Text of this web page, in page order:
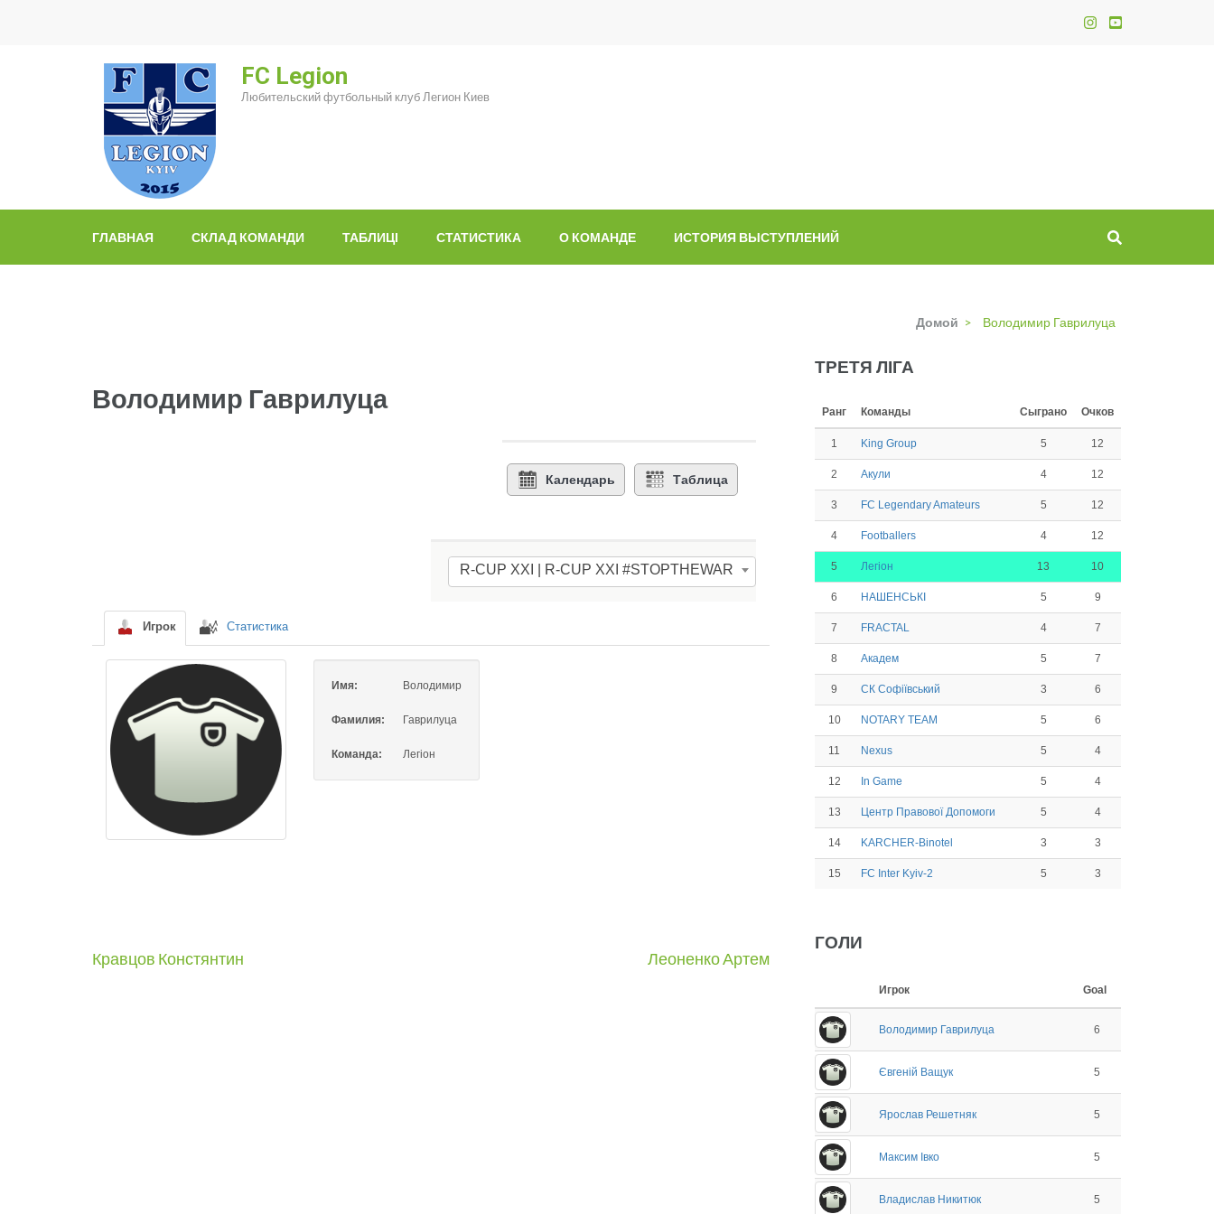
FC Legion
Любительский футбольный клуб Легион Киев
ГЛАВНАЯ СКЛАД КОМАНДИ ТАБЛИЦІ СТАТИСТИКА О КОМАНДЕ ИСТОРИЯ ВЫСТУПЛЕНИЙ
Домой > Володимир Гаврилуца
Володимир Гаврилуца
Календарь Таблица
R-CUP XXI | R-CUP XXI #STOPTHEWAR
Игрок Статистика
Имя: Володимир
Фамилия: Гаврилуца
Команда: Легіон
Навигация
Кравцов Констянтин Леоненко Артем
ТРЕТЯ ЛІГА
Ранг Команды Сыграно Очков
1 King Group 5 12
2 Акули 4 12
3 FC Legendary Amateurs 5 12
4 Footballers 4 12
5 Легіон 13 10
6 НАШЕНСЬКІ 5 9
7 FRACTAL 4 7
8 Академ 5 7
9 СК Софіївський 3 6
10 NOTARY TEAM 5 6
11 Nexus 5 4
12 In Game 5 4
13 Центр Правової Допомоги 5 4
14 KARCHER-Binotel 3 3
15 FC Inter Kyiv-2 5 3
ГОЛИ
Игрок Goal
Володимир Гаврилуца 6
Євгеній Ващук 5
Ярослав Решетняк 5
Максим Івко 5
Владислав Никитюк 5